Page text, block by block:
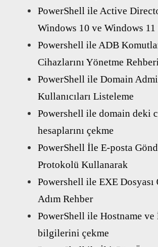
PowerShell ile Active
Windows 10 ve Windows
Powershell ile ADB
Cihazlarını Yönetme Rehberi
PowerShell ile Domain
Kullanıcıları Listeleme
Powershell ile domain deki
hesaplarını çekme
PowerShell İle E-posta
Protokolü Kullanarak
Powershell ile EXE Dosyası
Adım Rehber
PowerShell ile Hostname
bilgilerini çekme